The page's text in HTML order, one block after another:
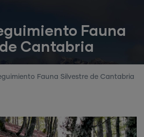
Fauna
Cantabria
Fauna Silvestre de Cantabria